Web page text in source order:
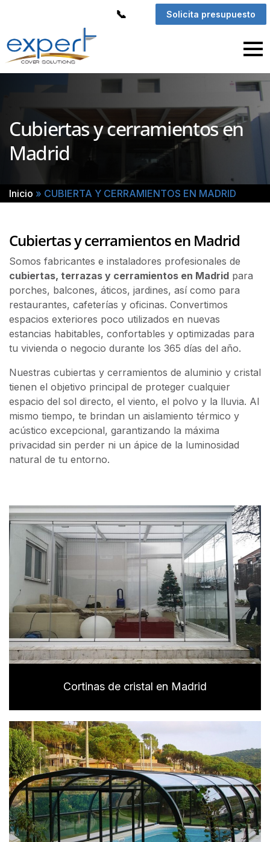
Solicita presupuesto
CAMBIO DE POLICARBONATO
TECHOS DE POLICARBONATO
CUBIERTA Y CERRAMIENTOS EN MADRID
CONTACTO
Cubiertas y cerramientos en
Madrid
Inicio » CUBIERTA Y CERRAMIENTOS EN MADRID
Cubiertas y cerramientos en Madrid
Somos fabricantes e instaladores profesionales de
cubiertas, terrazas y cerramientos en Madrid para
porches, balcones, áticos, jardines, así como para
restaurantes, cafeterías y oficinas. Convertimos
espacios exteriores poco utilizados en nuevas
estancias habitables, confortables y optimizadas para
tu vivienda o negocio durante los 365 días del año.
Nuestras cubiertas y cerramientos de aluminio y cristal
tienen el objetivo principal de proteger cualquier
espacio del sol directo, el viento, el polvo y la lluvia. Al
mismo tiempo, te brindan un aislamiento térmico y
acústico excepcional, garantizando la máxima
privacidad sin perder ni un ápice de la luminosidad
natural de tu entorno.
Cortinas de cristal en Madrid